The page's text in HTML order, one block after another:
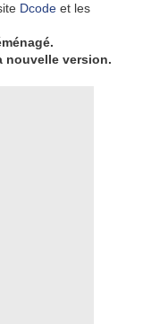
Dcode et les
nouvelle version.